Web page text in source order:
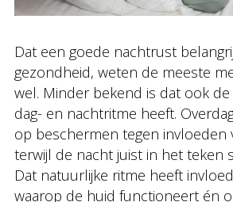
Dat een goede nachtrust
gezondheid, weten de meeste
wel. Minder bekend is dat ook
dag- en nachtritme heeft.
op beschermen tegen invloeden
terwijl de nacht juist in het teken
Dat natuurlijke ritme heeft
waarop de huid functioneert én